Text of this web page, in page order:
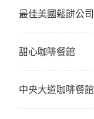
最佳美國鬆餅公司
甜心咖啡餐館
中央大道咖啡餐館